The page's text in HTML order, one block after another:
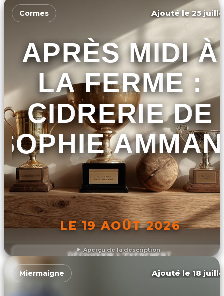
Aperçu de la description
Cormes Ajouté le 25
APRÈS MIDI À
LA FERME :
CIDRERIE DE
LE 19 AOÛT 2026
DÉCOUVRIR L'ÉVÉNEMENT
Miermaigne Ajouté le 18